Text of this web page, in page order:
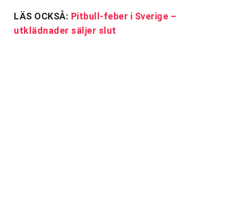
LÄS OCKSÅ: Pitbull-feber i Sverige –
utklädnader säljer slut